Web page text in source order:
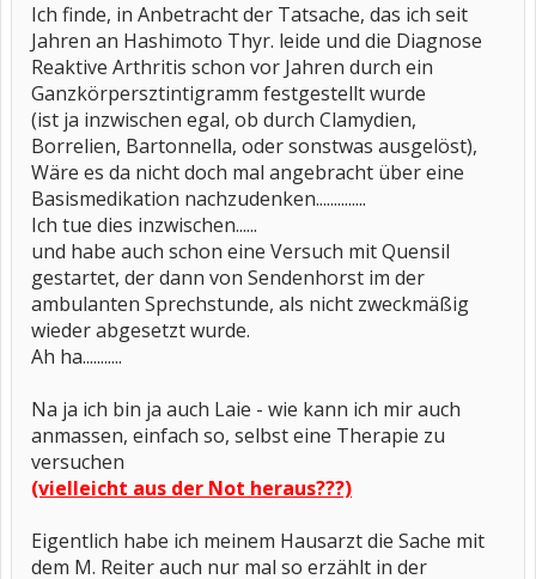
Ich finde, in Anbetracht der Tatsache, das ich seit
Jahren an Hashimoto Thyr. leide und die Diagnose
Reaktive Arthritis schon vor Jahren durch ein
Ganzkörpersztintigramm festgestellt wurde
(ist ja inzwischen egal, ob durch Clamydien,
Borrelien, Bartonnella, oder sonstwas ausgelöst),
Wäre es da nicht doch mal angebracht über eine
Basismedikation nachzudenken..............
Ich tue dies inzwischen......
und habe auch schon eine Versuch mit Quensil
gestartet, der dann von Sendenhorst im der
ambulanten Sprechstunde, als nicht zweckmäßig
wieder abgesetzt wurde.
Ah ha...........
Na ja ich bin ja auch Laie - wie kann ich mir auch
anmassen, einfach so, selbst eine Therapie zu
versuchen
(vielleicht aus der Not heraus???)
Eigentlich habe ich meinem Hausarzt die Sache mit
dem M. Reiter auch nur mal so erzählt in der